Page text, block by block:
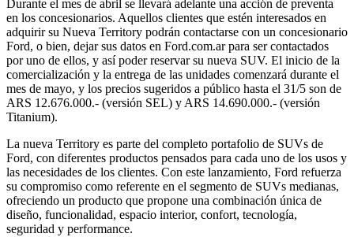
Durante el mes de abril se llevará adelante una acción de preventa
en los concesionarios. Aquellos clientes que estén interesados en
adquirir su Nueva Territory podrán contactarse con un concesionario
Ford, o bien, dejar sus datos en Ford.com.ar para ser contactados
por uno de ellos, y así poder reservar su nueva SUV. El inicio de la
comercialización y la entrega de las unidades comenzará durante el
mes de mayo, y los precios sugeridos a público hasta el 31/5 son de
ARS 12.676.000.- (versión SEL) y ARS 14.690.000.- (versión
Titanium).
La nueva Territory es parte del completo portafolio de SUVs de
Ford, con diferentes productos pensados para cada uno de los usos y
las necesidades de los clientes. Con este lanzamiento, Ford refuerza
su compromiso como referente en el segmento de SUVs medianas,
ofreciendo un producto que propone una combinación única de
diseño, funcionalidad, espacio interior, confort, tecnología,
seguridad y performance.